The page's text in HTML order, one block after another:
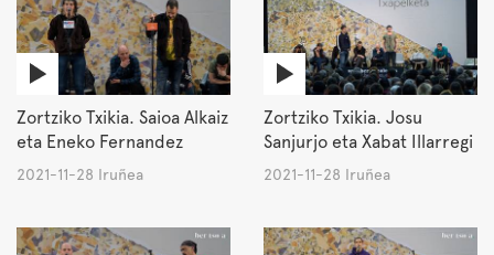
Zortziko Txikia. Saioa Alkaiz
eta Eneko Fernandez
2021-11-28 Iruñea
Zortziko Txikia. Josu
Sanjurjo eta Xabat Illarregi
2021-11-28 Iruñea